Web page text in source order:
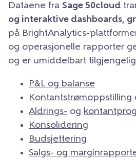
Dataene fra Sage 50cloud
og interaktive dashboards,
på BrightAnalytics-
og operasjonelle rapporter
og er umiddelbart
P&L og balanse
Kontantstrømoppstilling
Aldrings- og
Konsolidering
Budsjettering
Salgs- og